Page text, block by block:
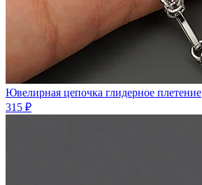
Ювелирная цепочка глидерное плетение
315 ₽